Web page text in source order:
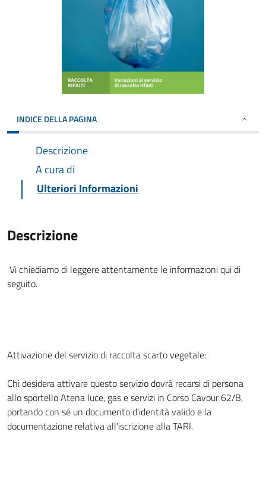
INDICE DELLA PAGINA
Descrizione
A cura di
Ulteriori Informazioni
Descrizione
Vi chiediamo di leggere attentamente le informazioni qui di
seguito.
Attivazione del servizio di raccolta scarto vegetale:
Chi desidera attivare questo servizio dovrà recarsi di persona
allo sportello Atena luce, gas e servizi in Corso Cavour 62/B,
portando con sé un documento d'identità valido e la
documentazione relativa all'iscrizione alla TARI.